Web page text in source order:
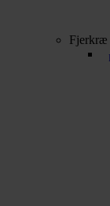
Fjerkræ